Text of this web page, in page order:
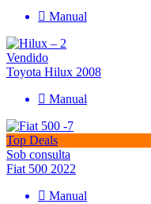
Manual
Vendido
Toyota Hilux 2008
Manual
Top Deals
Sob consulta
Fiat 500 2022
Manual